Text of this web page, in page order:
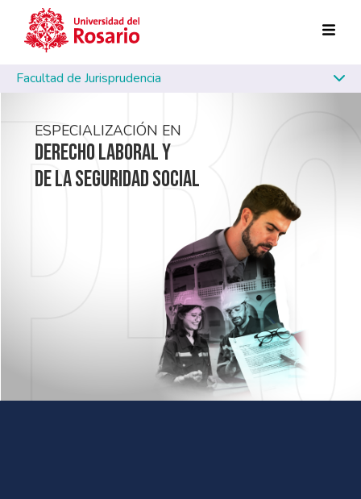
Skip to main content
Facultad de Jurisprudencia
ESPECIALIZACIÓN EN
DERECHO LABORAL Y
DE LA SEGURIDAD SOCIAL